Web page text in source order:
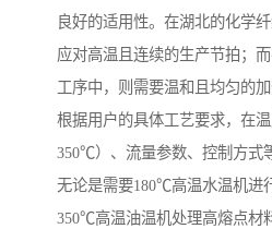
良好的适用性。在湖北的化学
应对高温且连续的生产节拍；
工序中，则需要温和且均匀的
根据用户的具体工艺要求，在
350℃）、流量参数、控制方式
无论是需要180℃高温水温机进
350℃高温油温机处理高熔点材